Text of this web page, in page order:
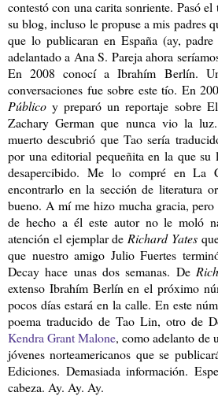
contestó con una carita sonriente. Pasó
su blog, incluso le propuse a mis padres
que lo publicaran en España (ay,
adelantado a Ana S. Pareja ahora
En 2008 conocí a Ibrahím Berlín.
conversaciones fue sobre este tío. En
Público y preparó un reportaje sobre
Zachary German que nunca vio la
muerto descubrió que Tao sería
por una editorial pequeñita en la que su
desapercibido. Me lo compré en La
encontrarlo en la sección de literatura
bueno. A mí me hizo mucha gracia,
de hecho a él este autor no le moló
atención el ejemplar de Richard Yates
que nuestro amigo Julio Fuertes
Decay hace unas dos semanas. De
extenso Ibrahím Berlín en el próximo
pocos días estará en la calle. En este
poema traducido de Tao Lin, otro de
Kendra Grant Malone, como adelanto de
jóvenes norteamericanos que se
Ediciones. Demasiada información.
cabeza. Ay. Ay. Ay.